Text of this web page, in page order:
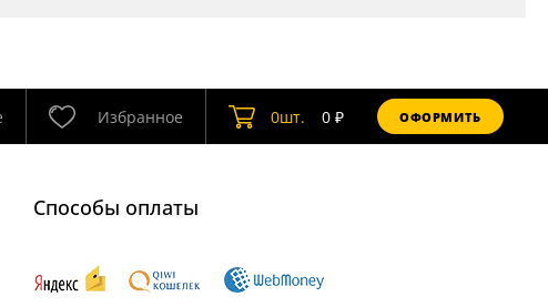
Избранное 0шт. 0₽ ОФОРМИТЬ
Способы оплаты